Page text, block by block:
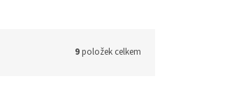
9položek celkem